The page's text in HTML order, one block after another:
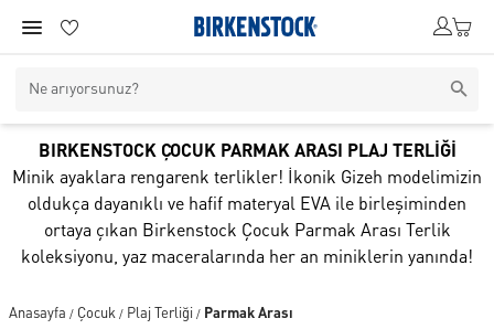
BIRKENSTOCK ÇOCUK PARMAK ARASI PLAJ TERLİĞİ
Minik ayaklara rengarenk terlikler! İkonik Gizeh modelimizin
oldukça dayanıklı ve hafif materyal EVA ile birleşiminden
ortaya çıkan Birkenstock Çocuk Parmak Arası Terlik
koleksiyonu, yaz maceralarında her an miniklerin yanında!
Anasayfa / Çocuk / Plaj Terliği / Parmak Arası